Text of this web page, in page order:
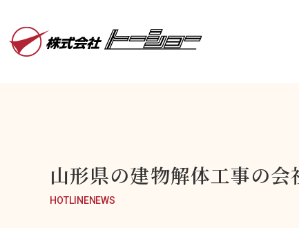
山形県の建物解体工事の
HOTLINENEWS